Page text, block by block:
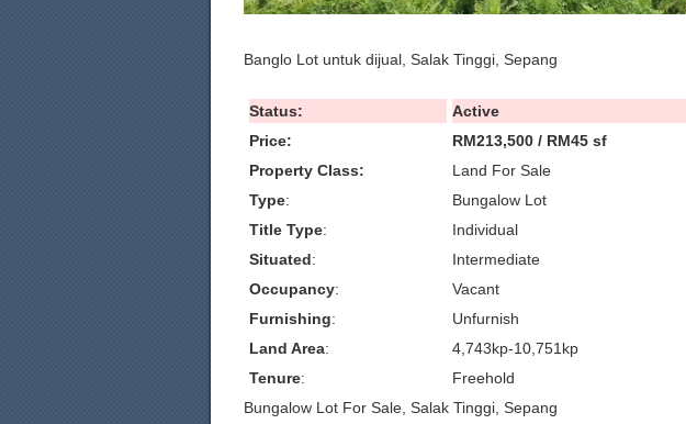
Banglo Lot untuk dijual, Salak Tinggi, Sepang
Status:
Active
Price:
RM213,500 / RM45 sf
Property Class:
Land For Sale
Type:
Bungalow Lot
Title Type:
Individual
Situated:
Intermediate
Occupancy:
Vacant
Furnishing:
Unfurnish
Land Area:
4,743kp-10,751kp
Tenure:
Freehold
Bungalow Lot For Sale, Salak Tinggi, Sepang